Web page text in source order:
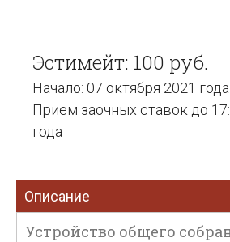
Эстимейт: 100 руб.
Начало: 07 октября 2021
Прием заочных ставок до
года
Описание
Устройство общего